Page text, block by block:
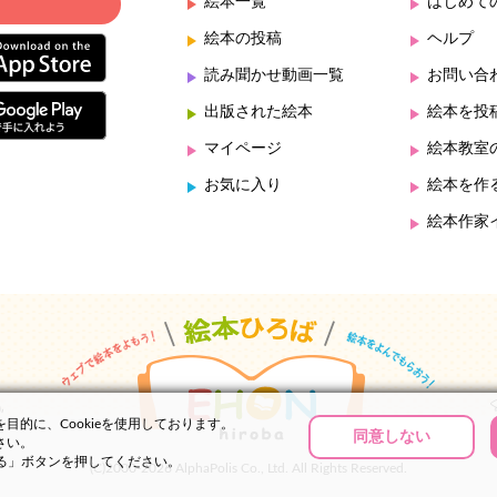
絵本の投稿
読み聞かせ動画一覧
出版された絵本
マイページ
お気に入り
ヘルプ
お問い合
絵本を投
絵本教室
絵本を作
絵本作家
(C)2000-2026 AlphaPolis Co., Ltd. All Rights Reserved.
的に、Cookieを使用しております。
。
ボタンを押してください。
同意しない